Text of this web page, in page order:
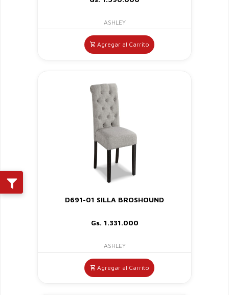
ASHLEY
Agregar al Carrito
D691-01 SILLA BROSHOUND
Gs. 1.331.000
ASHLEY
Agregar al Carrito